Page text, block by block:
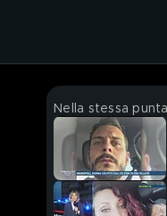
Nella stessa